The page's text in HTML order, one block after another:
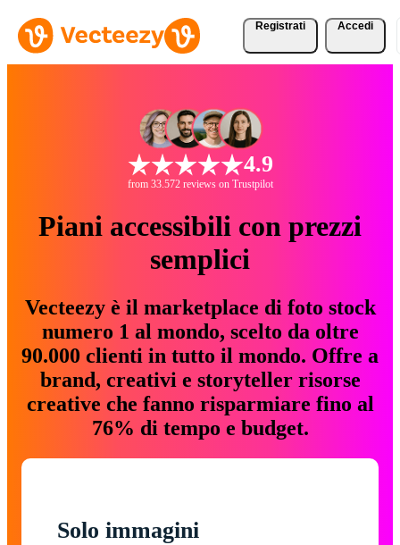
Registrati Accedi
4.9
from 33.572 reviews on Trustpilot
Piani accessibili con prezzi
semplici
Vecteezy è il marketplace di foto stock
numero 1 al mondo, scelto da oltre
90.000 clienti in tutto il mondo. Offre a
brand, creativi e storyteller risorse
creative che fanno risparmiare fino al
76% di tempo e budget.
Solo immagini